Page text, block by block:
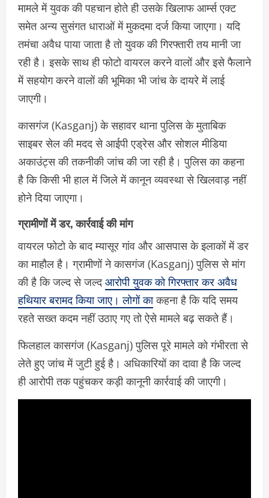
मामले में युवक की पहचान होते ही उसके खिलाफ आर्म्स एक्ट
समेत अन्य सुसंगत धाराओं में मुकदमा दर्ज किया जाएगा। यदि
तमंचा अवैध पाया जाता है तो युवक की गिरफ्तारी तय मानी जा
रही है। इसके साथ ही फोटो वायरल करने वालों और इसे फैलाने
में सहयोग करने वालों की भूमिका भी जांच के दायरे में लाई
जाएगी।
कासगंज (Kasganj) के सहावर थाना पुलिस के मुताबिक
साइबर सेल की मदद से आईपी एड्रेस और सोशल मीडिया
अकाउंट्स की तकनीकी जांच की जा रही है। पुलिस का कहना
है कि किसी भी हाल में जिले में कानून व्यवस्था से खिलवाड़ नहीं
होने दिया जाएगा।
ग्रामीणों में डर, कार्रवाई की मांग
वायरल फोटो के बाद म्यासूर गांव और आसपास के इलाकों में डर
का माहौल है। ग्रामीणों ने कासगंज (Kasganj) पुलिस से मांग
की है कि जल्द से जल्दआरोपी युवक को गिरफ्तार कर अवैध
हथियार बरामद किया जाए। लोगों काकहना है कि यदि समय
रहते सख्त कदम नहीं उठाए गए तो ऐसे मामले बढ़ सकते हैं।
फिलहाल कासगंज (Kasganj) पुलिस पूरे मामले को गंभीरता से
लेते हुए जांच में जुटी हुई है। अधिकारियों का दावा है कि जल्द
ही आरोपी तक पहुंचकर कड़ी कानूनी कार्रवाई की जाएगी।